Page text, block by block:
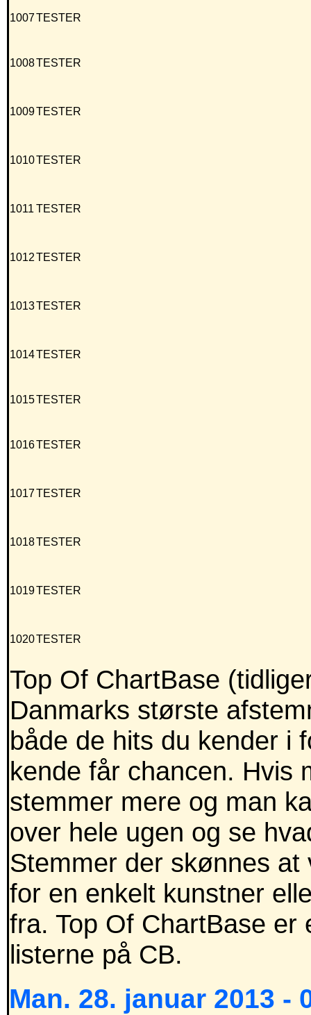
1007TESTER
1008TESTER
1009TESTER
1010TESTER
1011 TESTER
1012TESTER
1013TESTER
1014TESTER
1015TESTER
1016TESTER
1017TESTER
1018TESTER
1019TESTER
1020TESTER
Top Of ChartBase
Danmarks største
både de hits du kender i
kende får chancen. Hvis
stemmer mere og man
over hele ugen og se
Stemmer der skønnes
for en enkelt kunstner
fra. Top Of ChartBase
listerne på CB.
Man. 28. januar 2013 -